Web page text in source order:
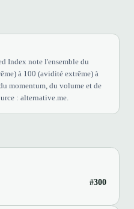
Index note l'ensemble du
à 100 (avidité extrême) à
momentum, du volume et de
: alternative.me.
#300